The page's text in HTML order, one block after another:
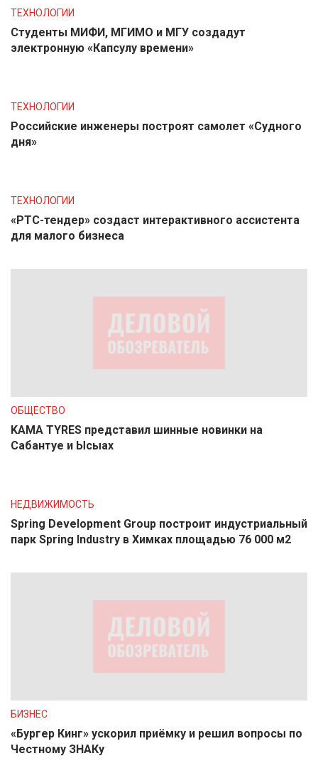
ТЕХНОЛОГИИ
Студенты МИФИ, МГИМО и МГУ создадут
электронную «Капсулу времени»
ТЕХНОЛОГИИ
Российские инженеры построят самолет «Судного
дня»
ТЕХНОЛОГИИ
«РТС-тендер» создаст интерактивного ассистента
для малого бизнеса
ОБЩЕСТВО
KAMA TYRES представил шинные новинки на
Сабантуе и Ысыах
НЕДВИЖИМОСТЬ
Spring Development Group построит индустриальный
парк Spring Industry в Химках площадью 76 000 м2
БИЗНЕС
«Бургер Кинг» ускорил приёмку и решил вопросы по
Честному ЗНАКу